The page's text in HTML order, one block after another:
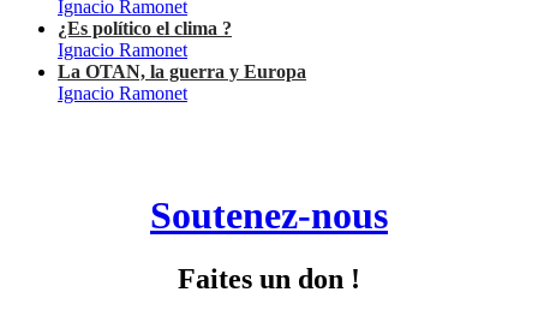
Ignacio Ramonet
¿Es político el clima ?
Ignacio Ramonet
La OTAN, la guerra y Europa
Ignacio Ramonet
Soutenez-nous
Faites un don !